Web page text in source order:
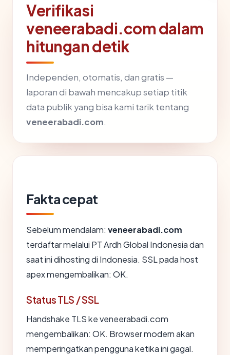
Verifikasi
veneerabadi.com dalam
hitungan detik
Independen, otomatis, dan gratis —
laporan di bawah mencakup setiap titik
data publik yang bisa kami tarik tentang
veneerabadi.com.
Fakta cepat
Sebelum mendalam: veneerabadi.com
terdaftar melalui PT Ardh Global Indonesia dan
saat ini dihosting di Indonesia. SSL pada host
apex mengembalikan: OK.
Status TLS / SSL
Handshake TLS ke veneerabadi.com
mengembalikan: OK. Browser modern akan
memperingatkan pengguna ketika ini gagal.